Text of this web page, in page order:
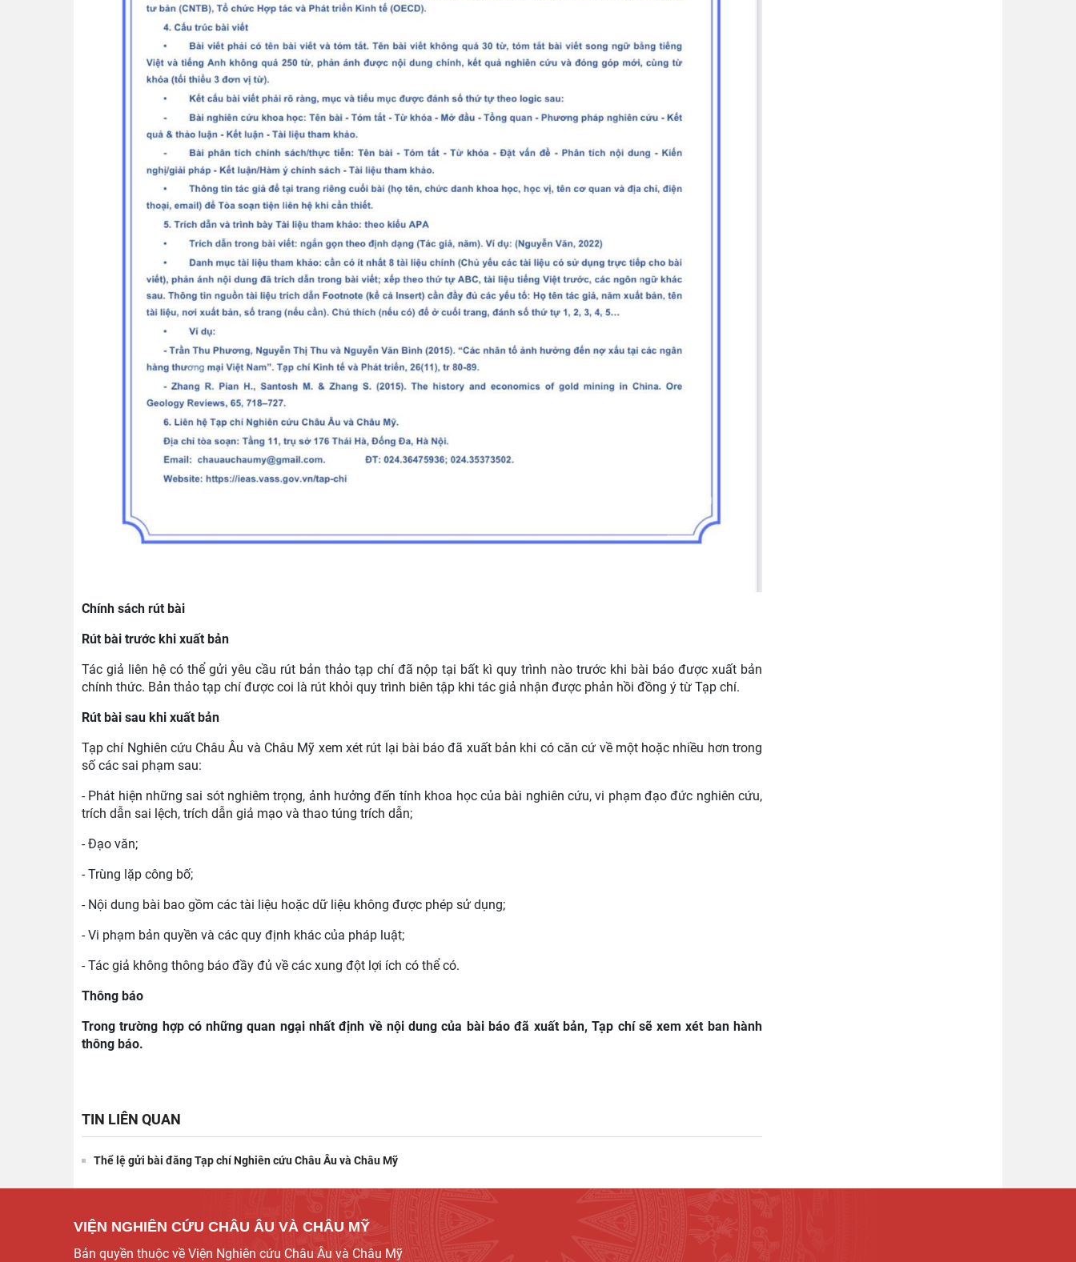
Chính sách rút bài
Rút bài trước khi xuất bản
Tác giả liên hệ có thể gửi yêu cầu rút bản thảo tạp chí đã nộp tại bất kì quy trình nào trước khi bài báo được xuất bản
chính thức. Bản thảo tạp chí được coi là rút khỏi quy trình biên tập khi tác giả nhận được phản hồi đồng ý từ Tạp chí.
Rút bài sau khi xuất bản
Tạp chí Nghiên cứu Châu Âu và Châu Mỹ xem xét rút lại bài báo đã xuất bản khi có căn cứ về một hoặc nhiều hơn trong
số các sai phạm sau:
- Phát hiện những sai sót nghiêm trọng, ảnh hưởng đến tính khoa học của bài nghiên cứu, vi phạm đạo đức nghiên cứu,
trích dẫn sai lệch, trích dẫn giả mạo và thao túng trích dẫn;
- Đạo văn;
- Trùng lặp công bố;
- Nội dung bài bao gồm các tài liệu hoặc dữ liệu không được phép sử dụng;
- Vi phạm bản quyền và các quy định khác của pháp luật;
- Tác giả không thông báo đầy đủ về các xung đột lợi ích có thể có.
Thông báo
Trong trường hợp có những quan ngại nhất định về nội dung của bài báo đã xuất bản, Tạp chí sẽ xem xét ban hành
thông báo.
TIN LIÊN QUAN
Thể lệ gửi bài đăng Tạp chí Nghiên cứu Châu Âu và Châu Mỹ
VIỆN NGHIÊN CỨU CHÂU ÂU VÀ CHÂU MỸ
Bản quyền thuộc về Viện Nghiên cứu Châu Âu và Châu Mỹ